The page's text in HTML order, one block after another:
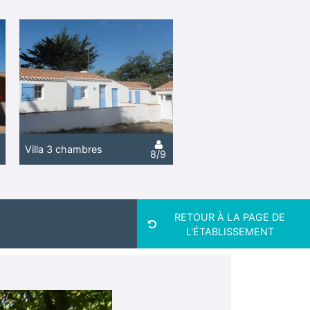
Villa 3 chambres 8/9
RETOUR À LA PAGE DE
L'ÉTABLISSEMENT